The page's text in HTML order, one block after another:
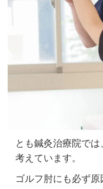
とも鍼灸治療院で
考えています。
ゴルフ肘にも必ず